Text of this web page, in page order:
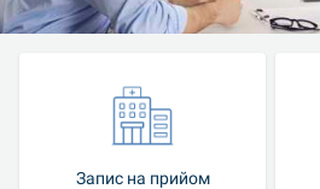
Запис на прийом